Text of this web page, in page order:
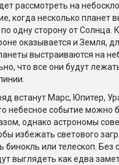
рассмотреть на
когда несколько планет
по одну сторону от Солнца.
оказывается и Земля,
выстраиваются на
что все они будут
встанут Марс, Юпитер,
небесное событие можно
однако астрономы
избежать светового
бинокль или телескоп. Без
выглядеть как едва